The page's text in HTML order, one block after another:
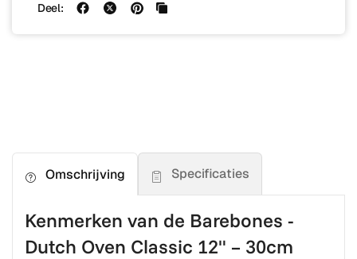
Deel:
Omschrijving Specificaties
Kenmerken van de Barebones -
Dutch Oven Classic 12" – 30cm